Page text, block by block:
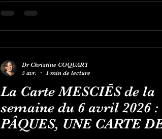
La Carte MESCIĒS de la
semaine du 6 avril 2026 :
PÂQUES, UNE CARTE
Dr Christine COQUART
5 avr.
1 min de lecture